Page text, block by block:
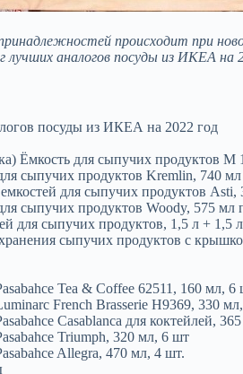
происходит при
лучших аналогов посуды из ИКЕА
посуды из ИКЕА на 2022 год
Ёмкость для сыпучих продуктов М
сыпучих продуктов Kremlin, 740 мл
для сыпучих продуктов
сыпучих продуктов Woody, 575 мл
для сыпучих продуктов, 1,5 л + 1,5
сыпучих продуктов с
Tea & Coffee 62511, 160 мл, 6
French Brasserie H9369, 330
Casablanca для коктейлей,
Triumph, 320 мл, 6 шт
Allegra, 470 мл, 4 шт.